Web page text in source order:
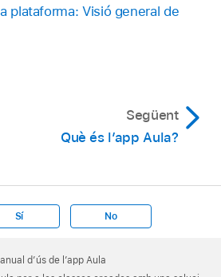
plataforma: Visió general de
Següent
Què és l’app Aula?
Sí No
d’ús de l’app Aula